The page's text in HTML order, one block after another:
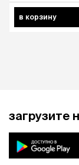
в корзину
загрузите